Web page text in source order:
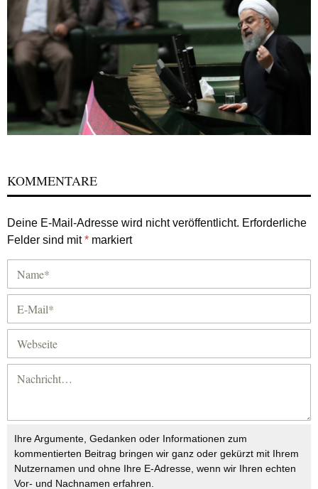
KOMMENTARE
Deine E-Mail-Adresse wird nicht veröffentlicht. Erforderliche
Felder sind mit* markiert
Ihre Argumente, Gedanken oder Informationen zum
kommentierten Beitrag bringen wir ganz oder gekürzt mit Ihrem
Nutzernamen und ohne Ihre E-Adresse, wenn wir Ihren echten
Vor- und Nachnamen erfahren.